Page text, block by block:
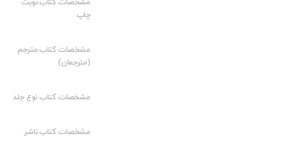
مشخصات کتاب.نوبت
چاپ
مشخصات کتاب.مترجم
(مترجمان)
مشخصات کتاب.نوع جلد
مشخصات کتاب.ناشر